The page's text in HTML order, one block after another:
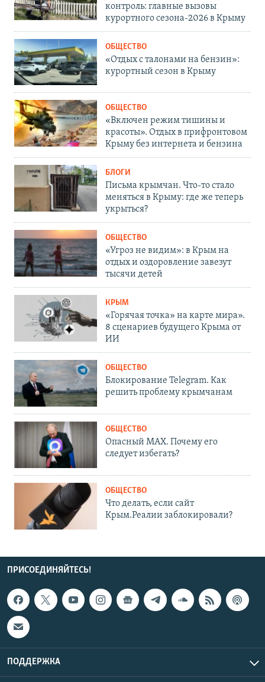
контроль: главные вызовы
курортного сезона-2026 в Крыму
ОБЩЕСТВО
«Отдых с талонами на бензин»:
курортный сезон в Крыму
ОБЩЕСТВО
«Включен режим тишины и
красоты». Отдых в прифронтовом
Крыму без интернета и бензина
БЛОГИ
Письма крымчан. Что-то стало
меняться в Крыму: где же теперь
укрыться?
ОБЩЕСТВО
«Угроз не видим»: в Крым на
отдых и оздоровление завезут
тысячи детей
КРЫМ
«Горячая точка» на карте мира».
8 сценариев будущего Крыма от
ИИ
ОБЩЕСТВО
Блокирование Telegram. Как
решить проблему крымчанам
ОБЩЕСТВО
Опасный MAX. Почему его
следует избегать?
ОБЩЕСТВО
Что делать, если сайт
Крым.Реалии заблокировали?
ПРИСОЕДИНЯЙТЕСЬ!
ПОДДЕРЖКА